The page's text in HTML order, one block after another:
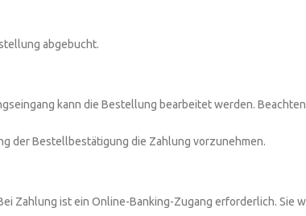
abgebucht.
kann die Bestellung bearbeitet werden.
der Bestellbestätigung die Zahlung vorzunehmen.
Zahlung ist ein Online-Banking-Zugang erforderlich.